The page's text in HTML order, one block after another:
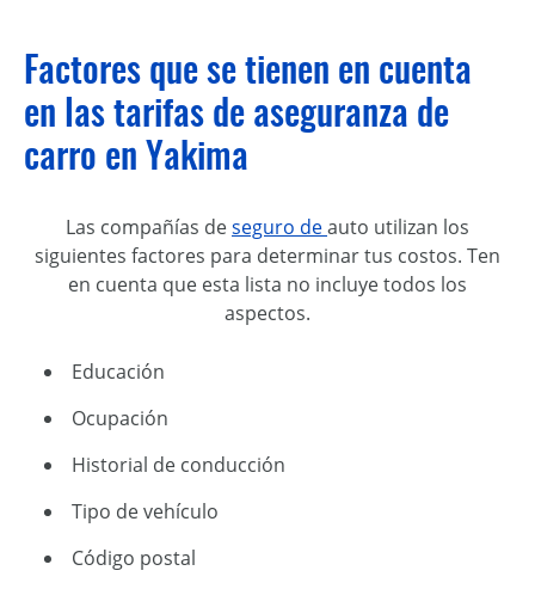
Factores que se tienen en cuenta
en las tarifas de aseguranza de
carro en Yakima
Las compañías deseguro deauto utilizan los
siguientes factores para determinar tus costos. Ten
en cuenta que esta lista no incluye todos los
aspectos.
Educación
Ocupación
Historial de conducción
Tipo de vehículo
Código postal